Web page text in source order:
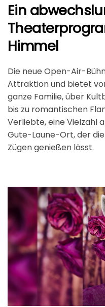
Ein
Himmel
Die neue Open-Air-
Attraktion und bietet
ganze Familie, über
bis zu romantischen
Verliebte, eine Vielzahl
Gute-Laune-Ort, der
Zügen genießen lässt.